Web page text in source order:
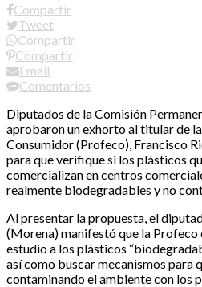
Compartir
Tweet
Compartir
Compartir
Email
Comentarios
Diputados de la Comisión
aprobaron un exhorto al titular de
Consumidor (Profeco), Francisco
para que verifique si los plásticos
comercializan en centros
realmente biodegradables y no
Al presentar la propuesta, el
(Morena) manifestó que la Profeco
estudio a los plásticos
así como buscar mecanismos para
contaminando el ambiente con los